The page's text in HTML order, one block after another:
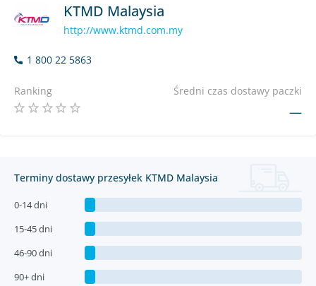
KTMD Malaysia
http://www.ktmd.com.my
1 800 22 5863
Ranking Średni czas dostawy paczki
—
Terminy dostawy przesyłek KTMD Malaysia
0-14 dni
15-45 dni
46-90 dni
90+ dni